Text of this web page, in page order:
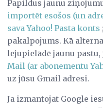
Papildus jaunu
importēt esošos (un
sava Yahoo! Pasta konts
pakalpojums. Kā
lejupielādē jaunu
Mail (ar abonementu
uz jūsu Gmail adresi.
Ja izmantojat Google